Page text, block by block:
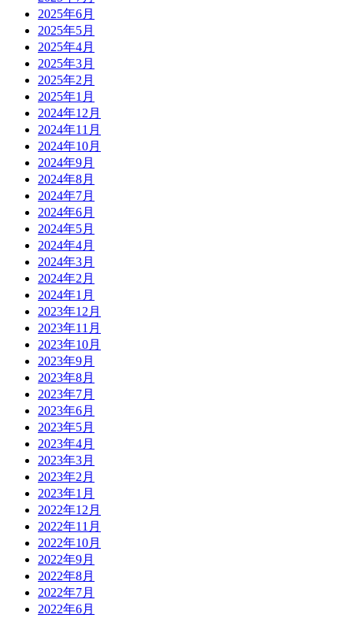
2025年6月
2025年5月
2025年4月
2025年3月
2025年2月
2025年1月
2024年12月
2024年11月
2024年10月
2024年9月
2024年8月
2024年7月
2024年6月
2024年5月
2024年4月
2024年3月
2024年2月
2024年1月
2023年12月
2023年11月
2023年10月
2023年9月
2023年8月
2023年7月
2023年6月
2023年5月
2023年4月
2023年3月
2023年2月
2023年1月
2022年12月
2022年11月
2022年10月
2022年9月
2022年8月
2022年7月
2022年6月